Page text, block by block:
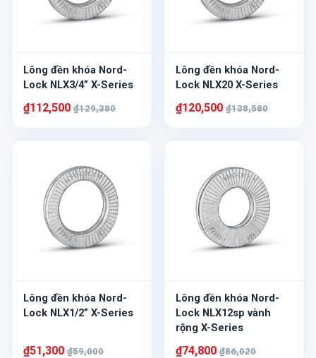
Lông đền khóa Nord-
Lock NLX3/4” X-Series
₫112,500 ₫129,380
Lông đền khóa Nord-
Lock NLX20 X-Series
₫120,500 ₫138,580
Lông đền khóa Nord-
Lock NLX1/2” X-Series
₫51,300 ₫59,000
Lông đền khóa Nord-
Lock NLX12sp vành
rộng X-Series
₫74,800 ₫86,020